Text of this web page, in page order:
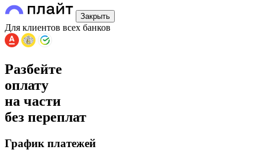
Закрыть
Для клиентов всех банков
Разбейте
оплату
на части
без переплат
График платежей